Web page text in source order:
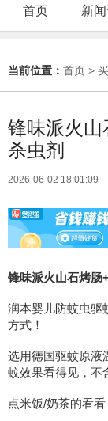
首页 新
当前位置： 首页 >
锋味派火
杀虫剂
2026-06-02 18:01:09
锋味派火山石烤肠
润本婴儿防蚊虫驱
方式！
选用德国驱蚊原液
蚊效果看得见，不
点米饭/奶茶的看看